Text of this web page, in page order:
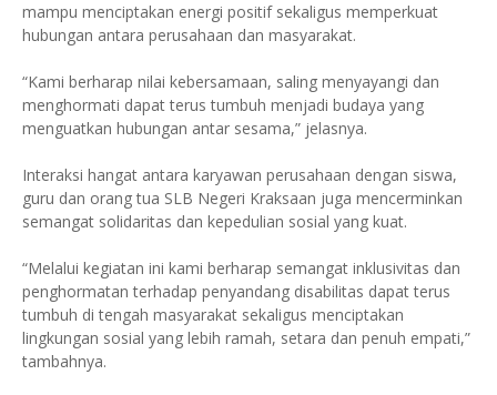
mampu menciptakan energi positif sekaligus memperkuat
hubungan antara perusahaan dan masyarakat.
“Kami berharap nilai kebersamaan, saling menyayangi dan
menghormati dapat terus tumbuh menjadi budaya yang
menguatkan hubungan antar sesama,” jelasnya.
Interaksi hangat antara karyawan perusahaan dengan siswa,
guru dan orang tua SLB Negeri Kraksaan juga mencerminkan
semangat solidaritas dan kepedulian sosial yang kuat.
“Melalui kegiatan ini kami berharap semangat inklusivitas dan
penghormatan terhadap penyandang disabilitas dapat terus
tumbuh di tengah masyarakat sekaligus menciptakan
lingkungan sosial yang lebih ramah, setara dan penuh empati,”
tambahnya.